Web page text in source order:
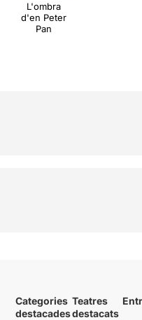
L'ombra
d'en Peter
Pan
Categories
destacades
Teatres
destacats